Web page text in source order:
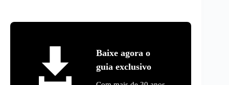
Baixe agora o
guia exclusivo